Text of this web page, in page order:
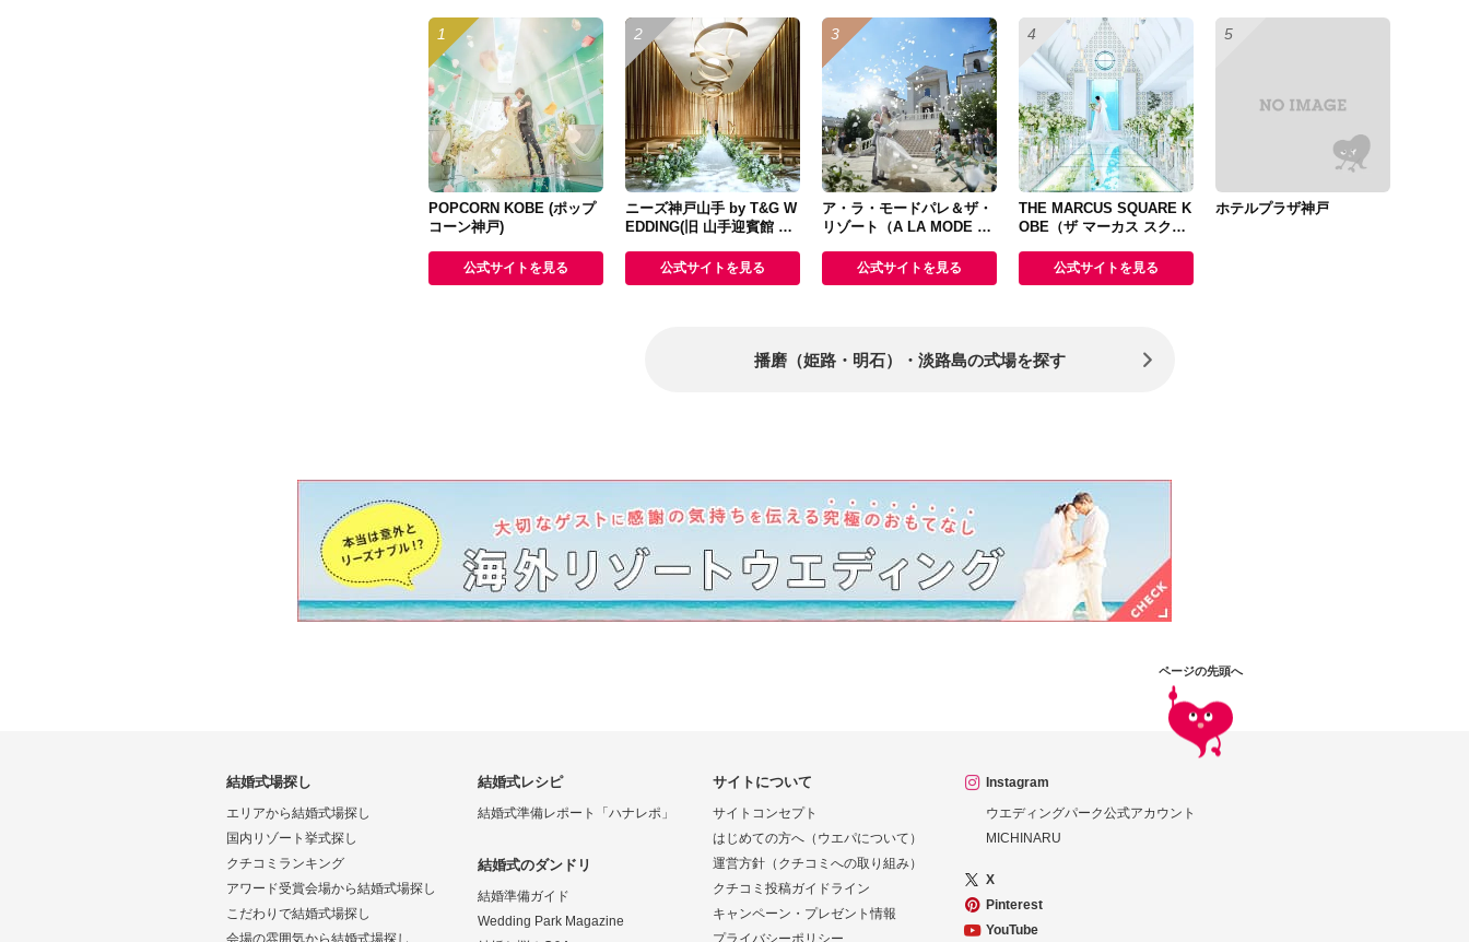
POPCORN KOBE (ポップ
コーン神戸)
公式サイトを見る
ニーズ神戸山手 by T&G W
EDDING(旧 山手迎賓館 神
公式サイトを見る
ア・ラ・モードパレ＆ザ・
リゾート（A LA MODE PA
公式サイトを見る
THE MARCUS SQUARE K
OBE（ザ マーカス スクエ
公式サイトを見る
ホテルプラザ神戸
播磨（姫路・明石）・淡路島の式場を探す
結婚式場探し
エリアから結婚式場探し
国内リゾート挙式探し
クチコミランキング
アワード受賞会場から結婚式場探し
こだわりで結婚式場探し
会場の雰囲気から結婚式場探し
結婚式レシピ
結婚式準備レポート「ハナレポ」
結婚式のダンドリ
結婚準備ガイド
Wedding Park Magazine
サイトについて
サイトコンセプト
はじめての方へ（ウエパについて）
運営方針（クチコミへの取り組み）
クチコミ投稿ガイドライン
キャンペーン・プレゼント情報
プライバシーポリシー
Instagram
ウエディングパーク公式アカウント
MICHINARU
X
Pinterest
YouTube
ページの先頭へ